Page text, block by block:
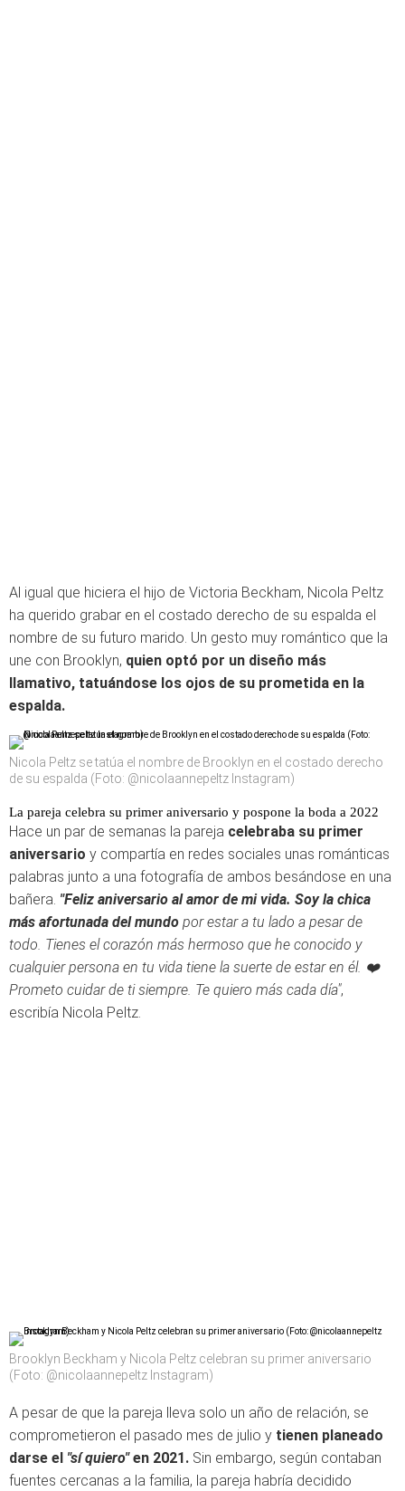
Al igual que hiciera el hijo de Victoria Beckham, Nicola Peltz
ha querido grabar en el costado derecho de su espalda el
nombre de su futuro marido. Un gesto muy romántico que la
une con Brooklyn, quien optó por un diseño más
llamativo, tatuándose los ojos de su prometida en la
espalda.
Nicola Peltz se tatúa el nombre de Brooklyn en el costado derecho
de su espalda (Foto: @nicolaannepeltz Instagram)
La pareja celebra su primer aniversario y pospone la boda a 2022
Hace un par de semanas la pareja celebraba su primer
aniversario y compartía en redes sociales unas románticas
palabras junto a una fotografía de ambos besándose en una
bañera. "Feliz aniversario al amor de mi vida. Soy la chica
más afortunada del mundo por estar a tu lado a pesar de
todo. Tienes el corazón más hermoso que he conocido y
cualquier persona en tu vida tiene la suerte de estar en él. ❤️
Prometo cuidar de ti siempre. Te quiero más cada día",
escribía Nicola Peltz.
Brooklyn Beckham y Nicola Peltz celebran su primer aniversario
(Foto: @nicolaannepeltz Instagram)
A pesar de que la pareja lleva solo un año de relación, se
comprometieron el pasado mes de julio y tienen planeado
darse el "sí quiero"en 2021. Sin embargo, según contaban
fuentes cercanas a la familia, la pareja habría decidido